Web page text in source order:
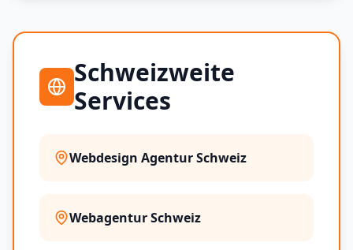
Schweizweite
Services
Webdesign Agentur Schweiz
Webagentur Schweiz